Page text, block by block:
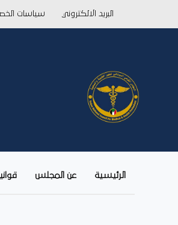
المحتوى
البريد الالكتروني سياسات
الرئيسية عن المجلس